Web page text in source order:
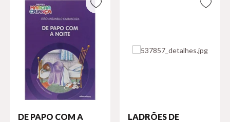
DE PAPO COM A
LADRÕES DE